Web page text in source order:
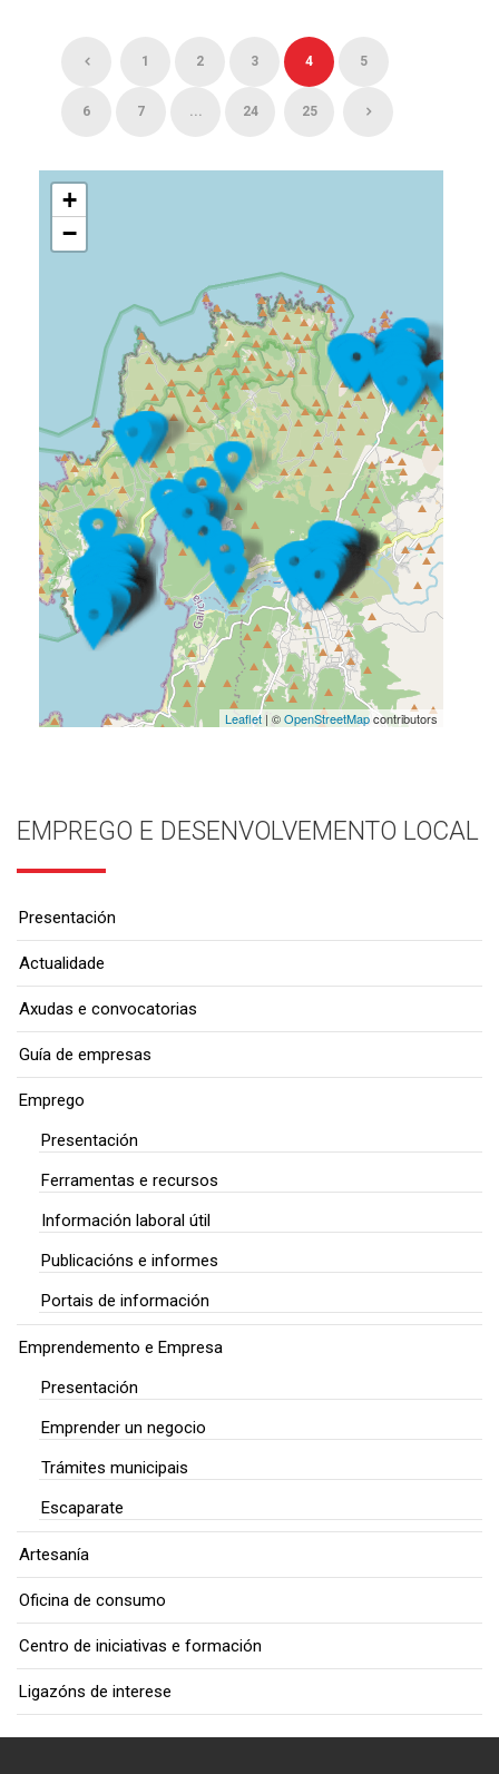
1 2 3 4 5
6 7 ... 24 25
+
−
Leaflet| ©OpenStreetMapcontributors
EMPREGO E DESENVOLVEMENTO LOCAL
Presentación
Actualidade
Axudas e convocatorias
Guía de empresas
Emprego
Presentación
Ferramentas e recursos
Información laboral útil
Publicacións e informes
Portais de información
Emprendemento e Empresa
Presentación
Emprender un negocio
Trámites municipais
Escaparate
Artesanía
Oficina de consumo
Centro de iniciativas e formación
Ligazóns de interese